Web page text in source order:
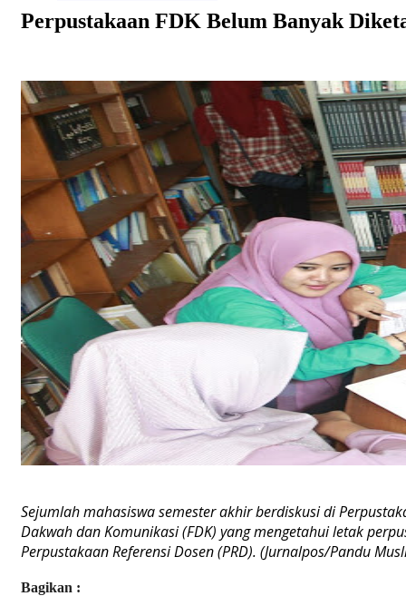
Perpustakaan FDK Belum Banyak
Sejumlah mahasiswa semester akhir berdiskusi di
Dakwah dan Komunikasi (FDK) yang mengetahui letak
Perpustakaan Referensi Dosen (PRD). (Jurnalpos/Pandu
Bagikan :